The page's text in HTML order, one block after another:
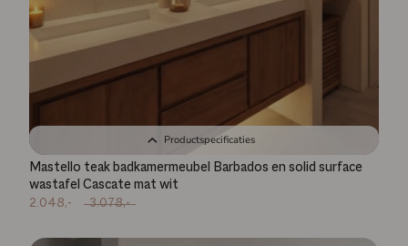
Productspecificaties
Mastello teak badkamermeubel Barbados en solid surface
wastafel Cascate mat wit
2.048,- 3.078,-